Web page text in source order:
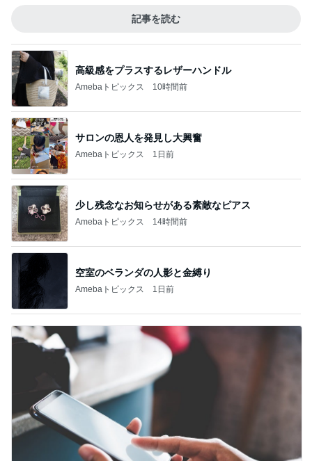
記事を読む
高級感をプラスするレザーハンドル
Amebaトピックス 10時間前
サロンの恩人を発見し大興奮
Amebaトピックス 1日前
少し残念なお知らせがある素敵なピアス
Amebaトピックス 14時間前
空室のベランダの人影と金縛り
Amebaトピックス 1日前